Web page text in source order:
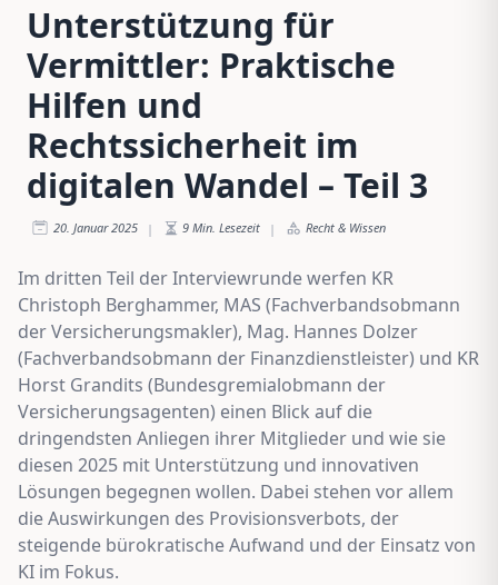
Unterstützung für
Vermittler: Praktische
Hilfen und
Rechtssicherheit im
digitalen Wandel – Teil 3
20. Januar 2025 | 9 Min. Lesezeit | Recht & Wissen
Im dritten Teil der Interviewrunde werfen KR
Christoph Berghammer, MAS (Fachverbandsobmann
der Versicherungsmakler), Mag. Hannes Dolzer
(Fachverbandsobmann der Finanzdienstleister) und KR
Horst Grandits (Bundesgremialobmann der
Versicherungsagenten) einen Blick auf die
dringendsten Anliegen ihrer Mitglieder und wie sie
diesen 2025 mit Unterstützung und innovativen
Lösungen begegnen wollen. Dabei stehen vor allem
die Auswirkungen des Provisionsverbots, der
steigende bürokratische Aufwand und der Einsatz von
KI im Fokus.